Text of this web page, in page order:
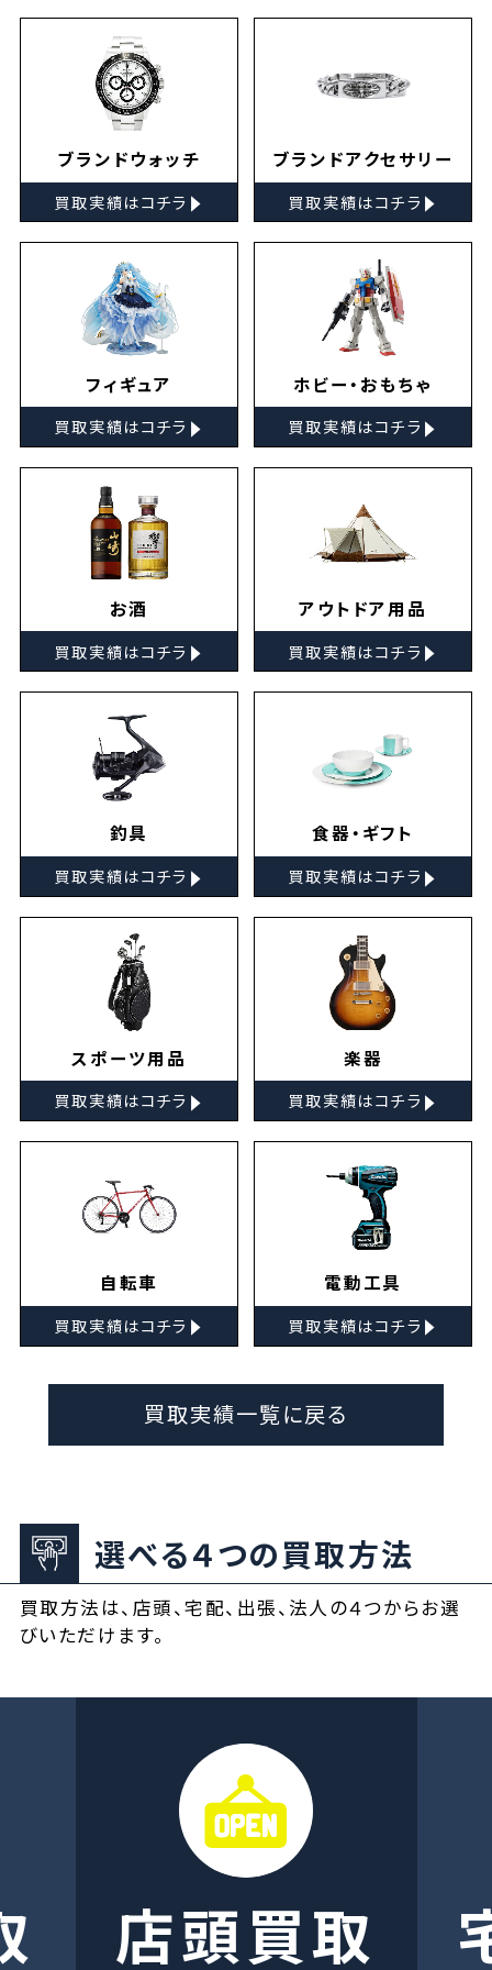
ブランドウォッチ
買取実績はコチラ ▸
ブランドアクセサリー
買取実績はコチラ ▸
フィギュア
買取実績はコチラ ▸
ホビー・おもちゃ
買取実績はコチラ ▸
お酒
買取実績はコチラ ▸
アウトドア用品
買取実績はコチラ ▸
釣具
買取実績はコチラ ▸
食器・ギフト
買取実績はコチラ ▸
スポーツ用品
買取実績はコチラ ▸
楽器
買取実績はコチラ ▸
自転車
買取実績はコチラ ▸
電動工具
買取実績はコチラ ▸
買取実績一覧に戻る
選べる４つの買取方法
買取方法は、店頭、宅配、出張、法人の４つからお選
びいただけます。
店頭買取